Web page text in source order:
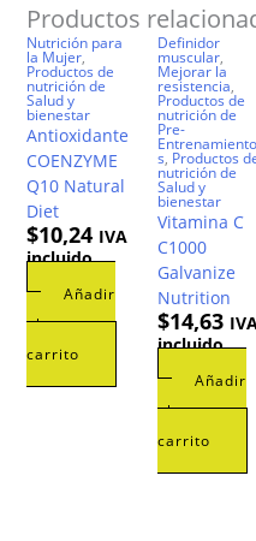
Productos
Nutrición para
la Mujer,
Productos de
nutrición de
Salud y
bienestar
Antioxidante
COENZYME
Q10 Natural
Diet
$10,24 IVA
incluido
Añadir
al
carrito
Definidor
muscular,
Mejorar la
resistencia,
Productos de
nutrición de
Pre-
Entrenamiento
s, Productos
nutrición de
Salud y
bienestar
Vitamina C
C1000
Galvanize
Nutrition
$14,63
incluido
Añadir
al
carrito